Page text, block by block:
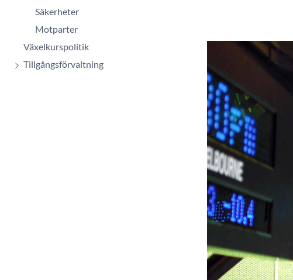
Säkerheter
Motparter
Växelkurspolitik
Tillgångsförvaltning